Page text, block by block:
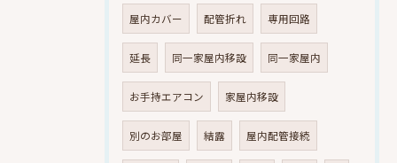
屋内カバー 配管折れ 専用回路
延長 同一家屋内移設 同一家屋内
お手持エアコン 家屋内移設
別のお部屋 結露 屋内配管接続